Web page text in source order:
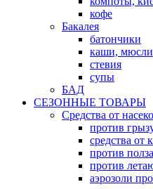
кофе
Бакалея
батончики
каши, мюсли
стевия
супы
БАД
СЕЗОННЫЕ ТОВАРЫ
Средства от
против
средства от
против
против
аэрозоли